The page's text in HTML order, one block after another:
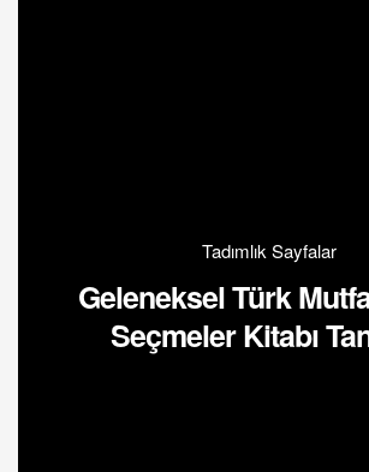
Tadımlık Sayfalar
Geleneksel Türk
Seçmeler Kitabı